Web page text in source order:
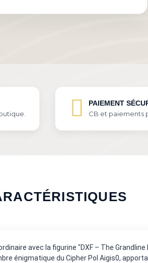
PAIEMENT
CB et paiements
avec la figurine "DXF – The
énigmatique du Cipher Pol Aigis0,